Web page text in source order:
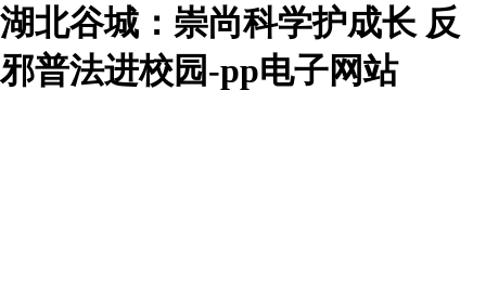
湖北谷城：崇尚科学护成长 反
邪普法进校园-pp电子网站